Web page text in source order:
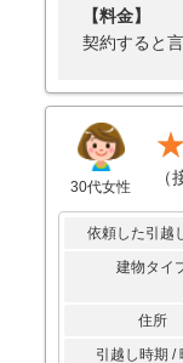
【料金】
契約すると
30代女性 （
依頼した引越
建物タイ
住所
引越し時期 /